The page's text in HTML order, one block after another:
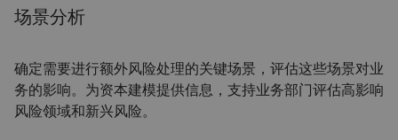
场景分析
确定需要进行额外风险处理的关键场景，评估这些场景对业
务的影响。为资本建模提供信息，支持业务部门评估高影响
风险领域和新兴风险。